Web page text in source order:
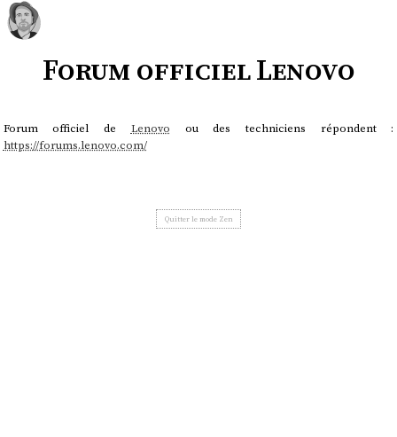
Forum officiel Lenovo
Forum officiel de Lenovo ou des techniciens répondent :
https://forums.lenovo.com/
Quitter le mode Zen